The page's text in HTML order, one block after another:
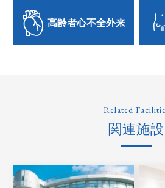
高齢者心不全外来
Related
関連施設